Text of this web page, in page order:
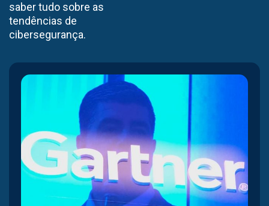
saber tudo sobre as
tendências de
cibersegurança.